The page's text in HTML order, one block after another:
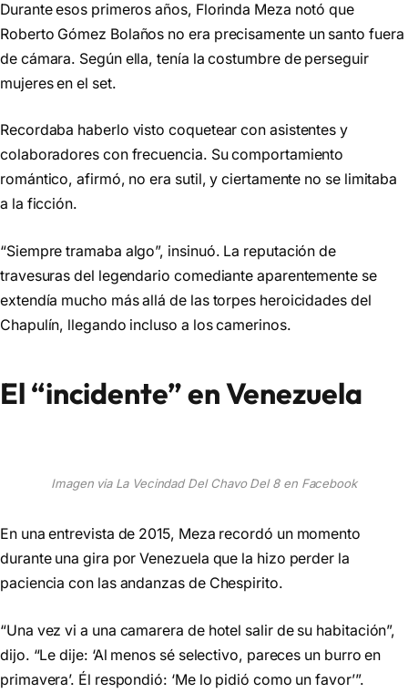
Durante esos primeros años, Florinda Meza notó que
Roberto Gómez Bolaños no era precisamente un santo fuera
de cámara. Según ella, tenía la costumbre de perseguir
mujeres en el set.
Recordaba haberlo visto coquetear con asistentes y
colaboradores con frecuencia. Su comportamiento
romántico, afirmó, no era sutil, y ciertamente no se limitaba
a la ficción.
“Siempre tramaba algo”, insinuó. La reputación de
travesuras del legendario comediante aparentemente se
extendía mucho más allá de las torpes heroicidades del
Chapulín, llegando incluso a los camerinos.
El “incidente” en Venezuela
Imagen via La Vecindad Del Chavo Del 8 en Facebook
En una entrevista de 2015, Meza recordó un momento
durante una gira por Venezuela que la hizo perder la
paciencia con las andanzas de Chespirito.
“Una vez vi a una camarera de hotel salir de su habitación”,
dijo. “Le dije: ‘Al menos sé selectivo, pareces un burro en
primavera’. Él respondió: ‘Me lo pidió como un favor’”.